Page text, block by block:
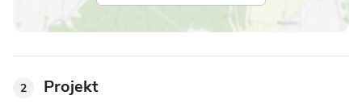
2 Projekt